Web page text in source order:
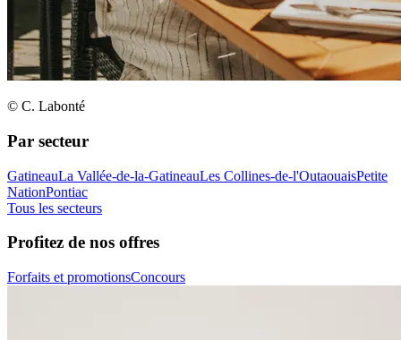
© C. Labonté
Par secteur
GatineauLa Vallée-de-la-GatineauLes Collines-de-l'OutaouaisPetite
NationPontiac
Tous les secteurs
Profitez de nos offres
Forfaits et promotionsConcours